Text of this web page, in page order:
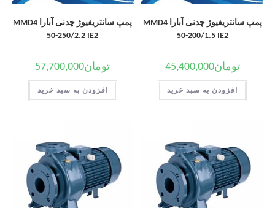
پمپ سانتریفیوژ چدنی آبارا MMD4
50-200/1.5 IE2
تومان45,400,000
افزودن به سبد خرید
پمپ سانتریفیوژ چدنی آبارا MMD4
50-250/2.2 IE2
تومان57,700,000
افزودن به سبد خرید